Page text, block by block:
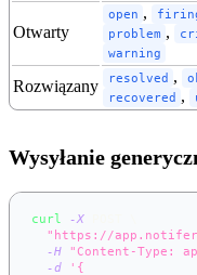
Otwarty
open ,
problem ,
warning
Rozwiązany resolved ,
recovered ,
Wysyłanie
curl -X
"https://
-H "Content-Type:
-d
'{